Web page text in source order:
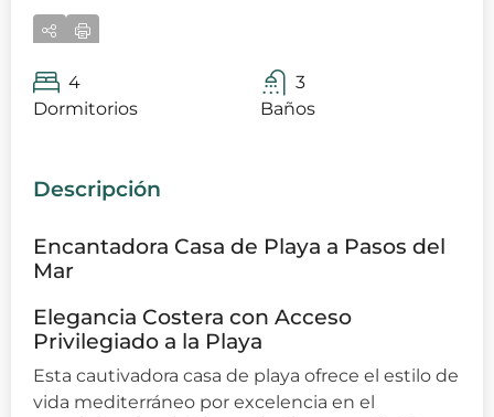
4
Dormitorios
3
Baños
Descripción
Encantadora Casa de Playa a Pasos del
Mar
Elegancia Costera con Acceso
Privilegiado a la Playa
Esta cautivadora casa de playa ofrece el estilo de
vida mediterráneo por excelencia en el